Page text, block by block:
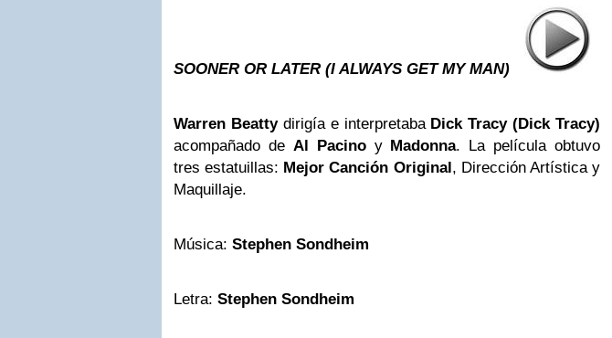
SOONER OR LATER (I ALWAYS GET MY MAN)
Warren Beattydirigía e interpretaba Dick Tracy (Dick Tracy)
acompañado de Al Pacino y Madonna. La película obtuvo
tres estatuillas: MejorCanción Original, Dirección Artística y
Maquillaje.
Música: Stephen Sondheim
Letra: Stephen Sondheim